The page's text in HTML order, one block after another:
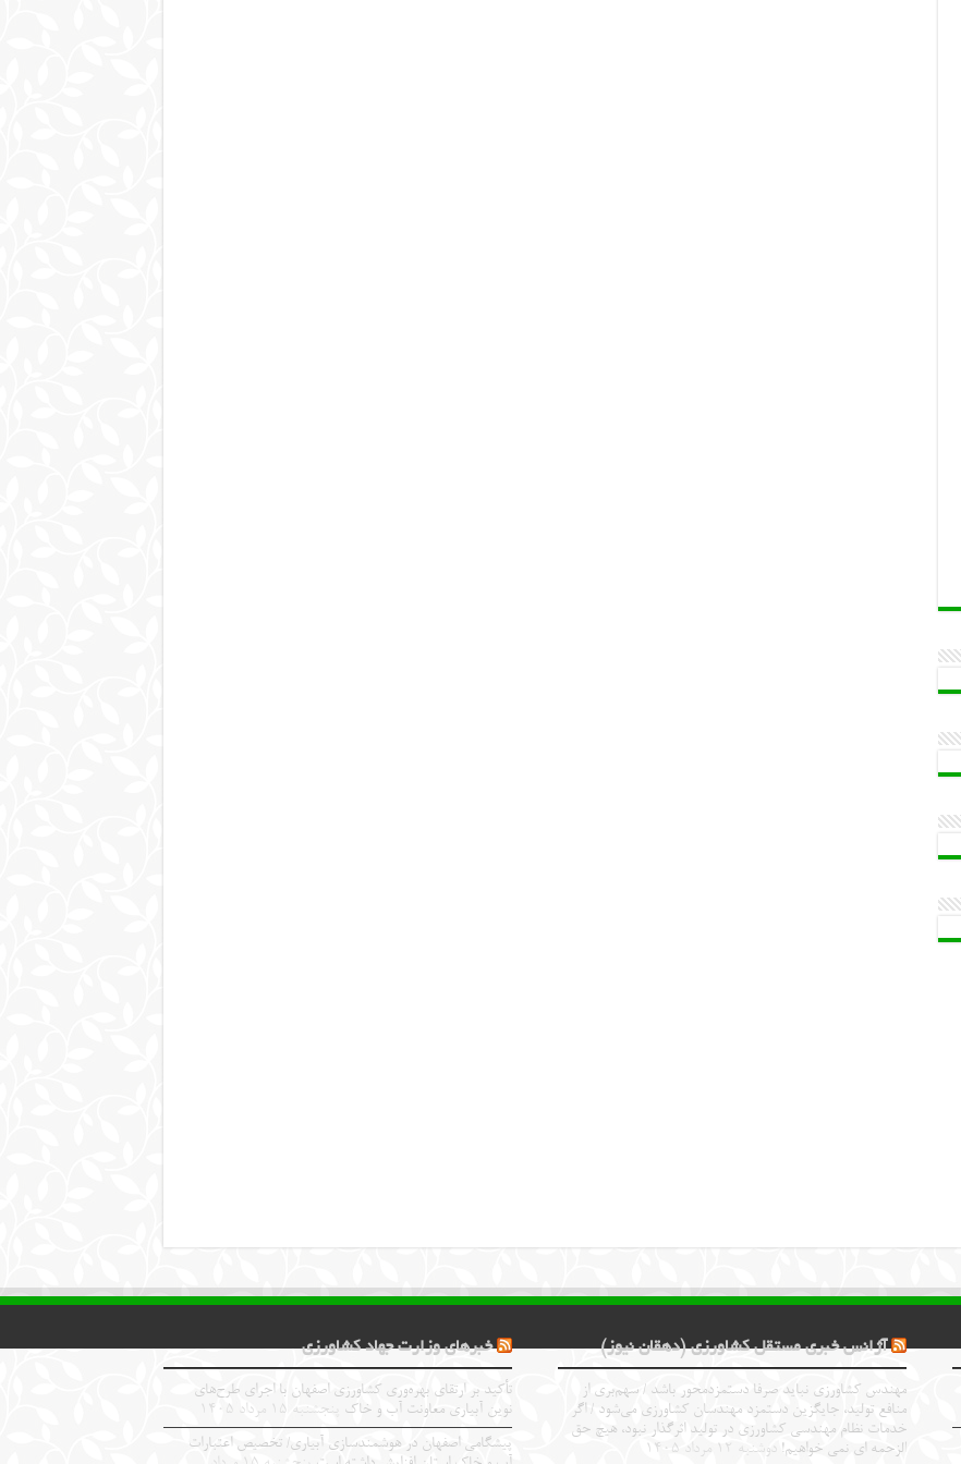
آژانس خبری مستقل کشاورزی (دهقان نیوز)
مهندس کشاورزی نباید صرفا دستمزدمحور باشد / سهم‌بری از
منافع تولید، جایگزین دستمزد مهندسان کشاورزی می‌شود / اگر
خدمات نظام مهندسی کشاورزی در تولید اثرگذار نبود، هیچ حق
الزحمه ای نمی خواهیم! دوشنبه ۱۲ مرداد ۱۴۰۵
خبرهای وزارت جهاد کشاورزی
تأکید بر ارتقای بهره‌وری کشاورزی اصفهان با اجرای طرح‌های
نوین آبیاری معاونت آب و خاک پنجشنبه ۱۵ مرداد ۱۴۰۵
پیشگامی اصفهان در هوشمندسازی آبیاری/ تخصیص اعتبارات